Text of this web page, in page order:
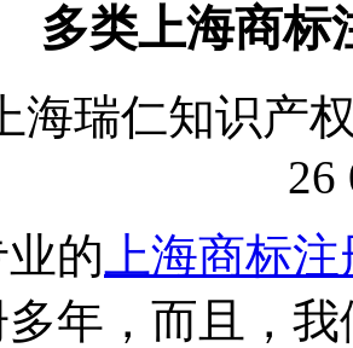
多类上海商标
海瑞仁知识产
26
的 上海商标
年，而且，